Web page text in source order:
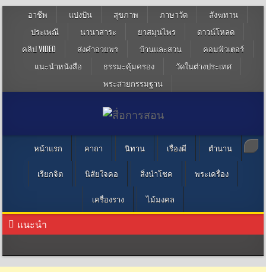
อาชีพ แบ่งปัน สุขภาพ ภาษาวัด
สังฆทาน
ประเพณี
นานาสาระ ยาสมุนไพร
ดาวน์โหลด
คลิป VIDEO
ส่งคำอวยพร บ้านและสวน
คอมพิวเตอร์
แนะนำหนังสือ
ธรรมะคุ้มครอง
วัดในต่างประเทศ
พระสายกรรมฐาน
หน้าแรก คาถา นิทาน เรื่องผี ตำนาน
เรียกจิต นิสัยใจคอ สิ่งนำโชค พระเครื่อง
เครื่องราง ไม้มงคล
แนะนำ